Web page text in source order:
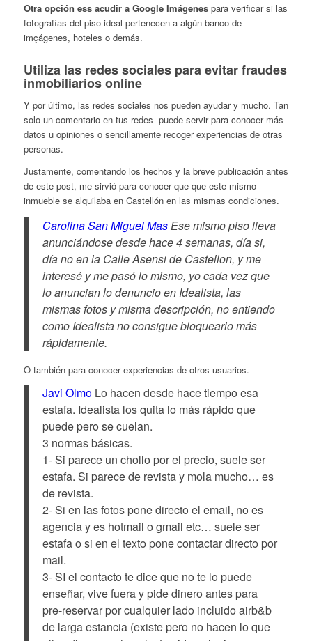
Otra opción ess acudir a Google Imágenespara verificar si las
fotografías del piso ideal pertenecen a algún banco de
imçágenes, hoteles o demás.
Utiliza las redes sociales para evitar fraudes
inmobiliarios online
Y por último, las redes sociales nos pueden ayudar y mucho. Tan
solo un comentario en tus redes puede servir para conocer más
datos u opiniones o sencillamente recoger experiencias de otras
personas.
Justamente, comentando los hechos y la breve publicación antes
de este post, me sirvió para conocer que que este mismo
inmueble se alquilaba en Castellón en las mismas condiciones.
Carolina San Miguel MasEse mismo piso lleva
anunciándose desde hace 4 semanas, día si,
día no en la Calle Asensi de Castellon, y me
interesé y me pasó lo mismo, yo cada vez que
lo anuncian lo denuncio en Idealista, las
mismas fotos y misma descripción, no entiendo
como Idealista no consigue bloquearlo más
rápidamente.
O también para conocer experiencias de otros usuarios.
Javi Olmo Lo hacen desde hace tiempo esa
estafa. Idealista los quita lo más rápido que
puede pero se cuelan.
3 normas básicas.
1- Si parece un chollo por el precio, suele ser
estafa. Si parece de revista y mola mucho… es
de revista.
2- Si en las fotos pone directo el email, no es
agencia y es hotmail o gmail etc… suele ser
estafa o si en el texto pone contactar directo por
mail.
3- SI el contacto te dice que no te lo puede
enseñar, vive fuera y pide dinero antes para
pre-reservar por cualquier lado incluido airb&b
de larga estancia (existe pero no hacen lo que